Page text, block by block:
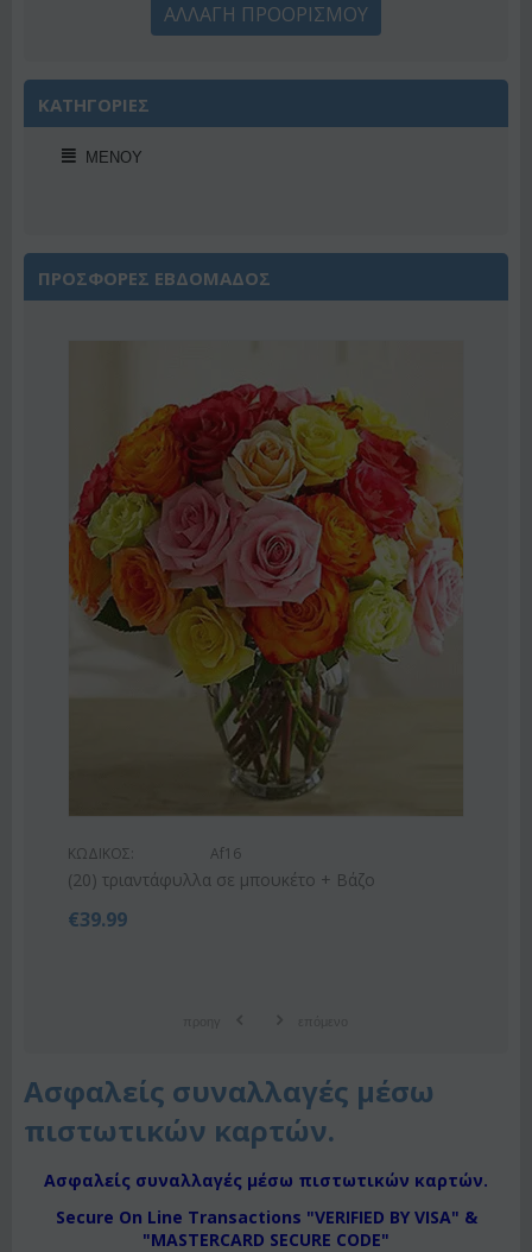
ΑΛΛΑΓΗ ΠΡΟΟΡΙΣΜΟΥ
ΚΑΤΗΓΟΡΙΕΣ
ΜΕΝΟΎ
ΠΡΟΣΦΟΡΕΣ ΕΒΔΟΜΑΔΟΣ
ΚΩΔΙΚΟΣ: Af16
(20) τριαντάφυλλα σε μπουκέτο + Βάζο
€39.99
Ασφαλείς συναλλαγές μέσω
πιστωτικών καρτών.
Ασφαλείς συναλλαγές μέσω πιστωτικών καρτών.
Secure On Line Transactions "VERIFIED BY VISA" &
"MASTERCARD SECURE CODE"